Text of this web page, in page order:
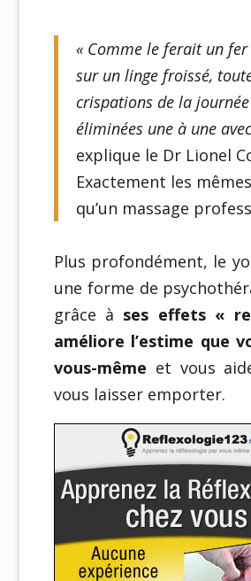
« Comme le ferait un
sur un linge froissé,
crispations de la
éliminées une à une
explique le Dr Lionel
Exactement les
qu’un massage
Plus profondément, le
une forme de
grâce à ses effets «
améliore l’estime que
vous-même et vous
vous laisser emporter.